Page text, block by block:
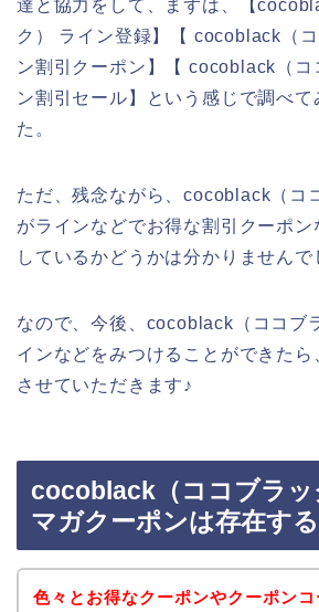
達と協力をして、まずは、【
ク） ライン登録】【 cocoblack（
ン割引クーポン】【 cocoblack（コ
ン割引セール】という感じで調べて
た。
ただ、残念ながら、cocoblack（コ
がラインなどでお得な割引クーポ
しているかどうかは分かりませんで
なので、今後、cocoblack（ココブ
インなどをみつけることができた
させていただきます♪
cocoblack（ココブラ
マガクーポンは存在す
色々とお得なクーポンやクーポンコ